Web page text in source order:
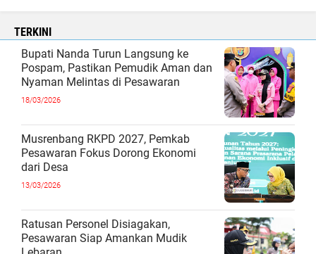
TERKINI
Bupati Nanda Turun Langsung ke
Pospam, Pastikan Pemudik Aman dan
Nyaman Melintas di Pesawaran
18/03/2026
Musrenbang RKPD 2027, Pemkab
Pesawaran Fokus Dorong Ekonomi
dari Desa
13/03/2026
Ratusan Personel Disiagakan,
Pesawaran Siap Amankan Mudik